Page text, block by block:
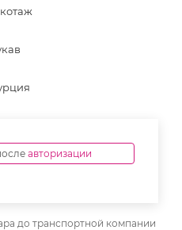
авторизации
до транспортной компании